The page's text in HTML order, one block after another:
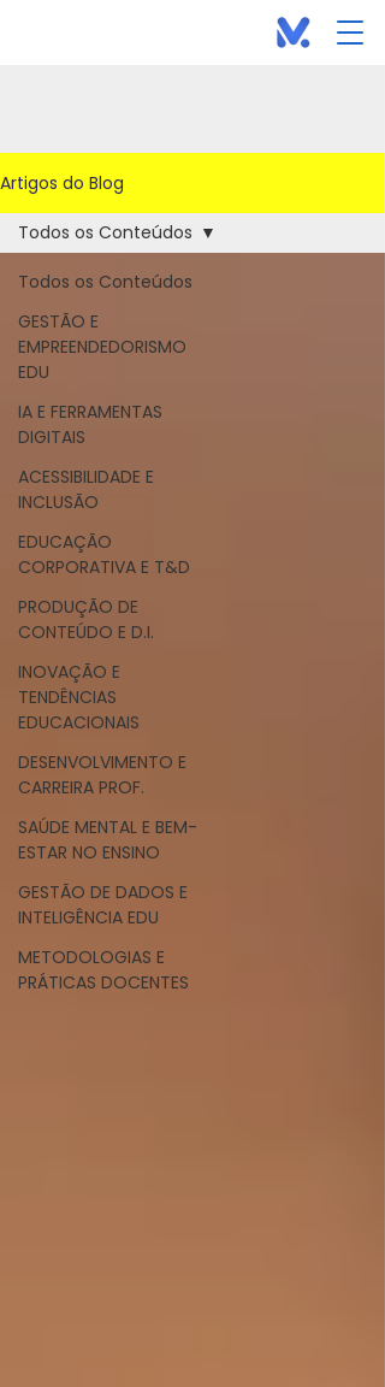
Artigos do Blog
Todos os Conteúdos
GESTÃO E
EMPREENDEDORISMO
EDU
IA E FERRAMENTAS
DIGITAIS
ACESSIBILIDADE E
INCLUSÃO
EDUCAÇÃO
CORPORATIVA E T&D
PRODUÇÃO DE
CONTEÚDO E D.I.
INOVAÇÃO E
TENDÊNCIAS
EDUCACIONAIS
DESENVOLVIMENTO E
CARREIRA PROF.
SAÚDE MENTAL E BEM-
ESTAR NO ENSINO
GESTÃO DE DADOS E
INTELIGÊNCIA EDU
METODOLOGIAS E
PRÁTICAS DOCENTES
Todos os Conteúdos